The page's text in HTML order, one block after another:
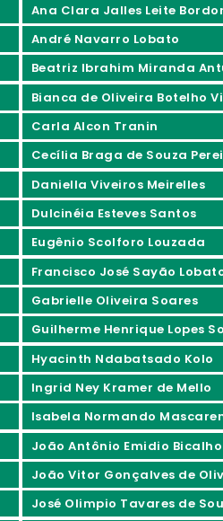
Ana Clara Jalles Leite
André Navarro Lobato
Beatriz Ibrahim Miranda
Bianca de Oliveira Botelho
Carla Alcon Tranin
Cecília Braga de Souza
Daniella Viveiros Meirelles
Dulcinéia Esteves Santos
Eugênio Scolforo Louzada
Francisco José Sayão
Gabrielle Oliveira Soares
Guilherme Henrique Lopes
Hyacinth Ndabatsado Kolo
Ingrid Ney Kramer de Mello
Isabela Normando
João Antônio Emidio Bicalho
João Vitor Gonçalves de
José Olimpio Tavares de